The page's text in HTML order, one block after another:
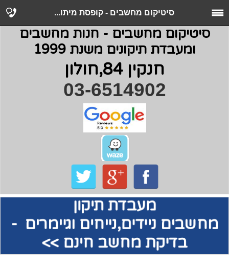
סיטיקום מחשבים - קופסת מיתו...
סיטיקום מחשבים - חנות מחשבים
ומעבדת תיקונים משנת 1999
חנקין 84,חולון
03-6514902
מעבדת תיקון
מחשביםניידים,נייחים וגיימרים -
בדיקת מחשב חינם >>